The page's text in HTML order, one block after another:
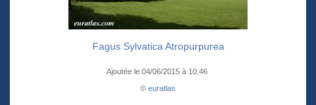
Fagus Sylvatica Atropurpurea
Ajoutée le 04/06/2015 à 10:46
© euratlas